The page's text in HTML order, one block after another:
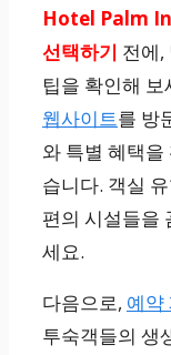
Hotel Palm
선택하기 전에,
팁을 확인해 보
웹사이트를 방
와 특별 혜택
습니다. 객실
편의 시설들을
세요.
다음으로, 예약
투숙객들의 생